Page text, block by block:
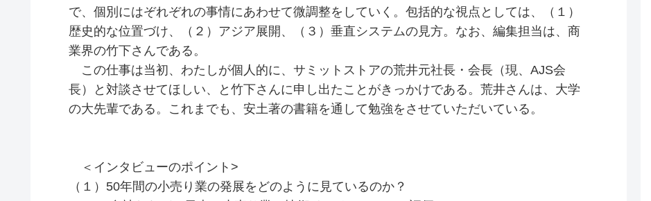
で、個別にはぞれぞれの事情にあわせて微調整をしていく。包括的な視点としては、（１）
歴史的な位置づけ、（２）アジア展開、（３）垂直システムの見方。なお、編集担当は、商
業界の竹下さんである。
この仕事は当初、わたしが個人的に、サミットストアの荒井元社長・会長（現、AJS会
長）と対談させてほしい、と竹下さんに申し出たことがきっかけである。荒井さんは、大学
の大先輩である。これまでも、安土著の書籍を通して勉強をさせていただいている。
＜インタビューのポイント>
（１）50年間の小売り業の発展をどのように見ているのか？